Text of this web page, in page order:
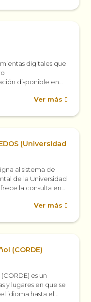
digitales que
disponible en
Ver más
(Universidad
al sistema de
de la Universidad
la consulta en
Ver más
(CORDE)
es un
y lugares en que se
idioma hasta el...